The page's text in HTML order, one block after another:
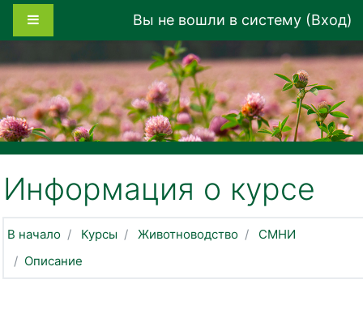
Перейти к основному содержанию
Вы не вошли в систему (Вход)
Информация о курсе
В начало Курсы Животноводство
СМНИ
Описание